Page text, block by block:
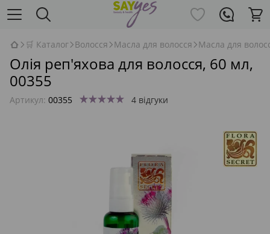
🛒 Каталог Волосся Масла для волосся Масла для
Олія реп'яхова для волосся, 60 мл,
00355
Артикул: 00355 4 відгуки